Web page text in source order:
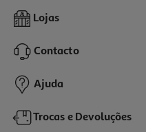
Switch Tp-Link 5 Portas Gigabit
21,99 €
Lojas
Contacto
Ajuda
Trocas e Devoluções